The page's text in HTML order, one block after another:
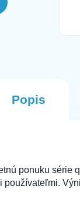
Popis
ponuku série
používateľmi.